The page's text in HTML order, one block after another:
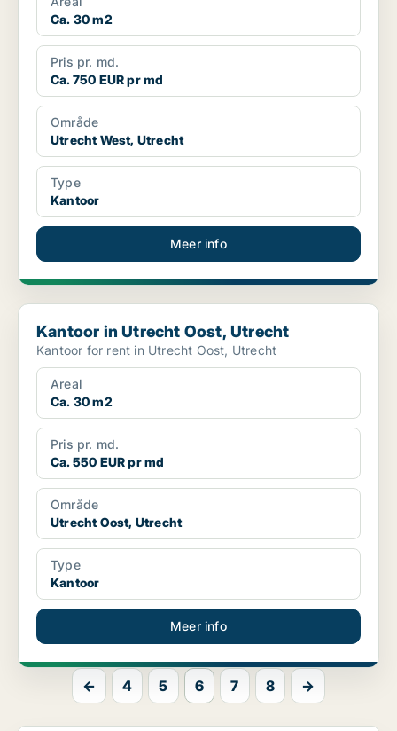
Ca. 30 m2
Pris pr. md.
Ca. 750 EUR pr md
Område
Utrecht West, Utrecht
Type
Kantoor
Meer info
Kantoor in Utrecht Oost, Utrecht
Kantoor in Utrecht Oost, Utrecht
Kantoor for rent in Utrecht Oost, Utrecht
Areal
Ca. 30 m2
Pris pr. md.
Ca. 550 EUR pr md
Område
Utrecht Oost, Utrecht
Type
Kantoor
Meer info
← 4 5 6 7 8 →